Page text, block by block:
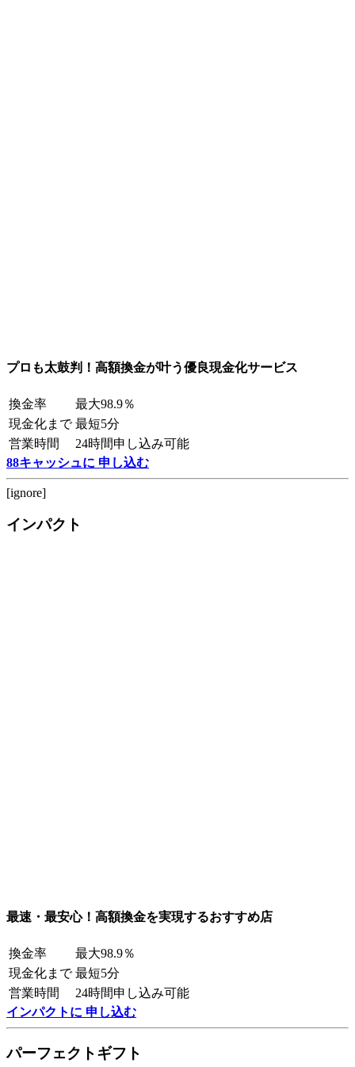
プロも太鼓判！高額換金が叶う優良現金化サービス
換金率
最大98.9％
現金化まで 最短5分
営業時間
24時間申し込み可能
88キャッシュに 申し込む
[ignore]
インパクト
最速・最安心！高額換金を実現するおすすめ店
換金率
最大98.9％
現金化まで 最短5分
営業時間
24時間申し込み可能
インパクトに 申し込む
パーフェクトギフト